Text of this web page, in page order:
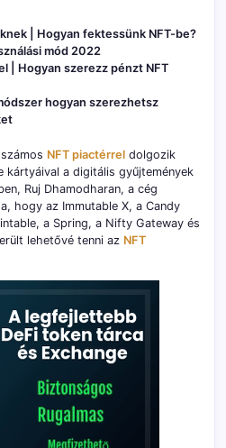
| Hogyan fektessünk NFT-be?
mód 2022
| Hogyan szerezz pénzt NFT
hogyan szerezhetsz
NFT piactérrel dolgozik
a digitális gyűjtemények
Ruj Dhamodharan, a cég
hogy az Immutable X, a Candy
a Spring, a Nifty Gateway és
lehetővé tenni az NFT